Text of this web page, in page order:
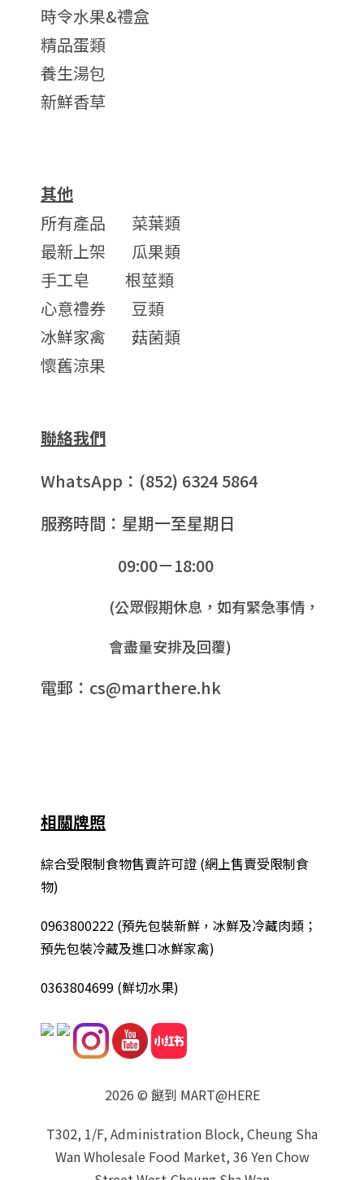
時令水果&禮盒
精品蛋類
養生湯包
新鮮香草
其他
所有產品
菜葉類
最新上架
瓜果類
手工皂
根莖類
心意禮券
豆類
冰鮮家禽
菇菌類
懷舊涼果
聯絡我們
WhatsApp：(852) 6324 5864
服務時間：星期一至星期日
09:00－18:00
(公眾假期休息，如有緊急事情，
會盡量安排及回覆)
電郵：cs@marthere.hk
相關牌照
綜合受限制食物售賣許可證 (網上售賣受限制食
物)
0963800222 (預先包裝新鮮，冰鮮及冷藏肉類；
預先包裝冷藏及進口冰鮮家禽)
0363804699 (鮮切水果)
2026 © 餸到 MART@HERE
T302, 1/F, Administration Block, Cheung Sha
Wan Wholesale Food Market, 36 Yen Chow